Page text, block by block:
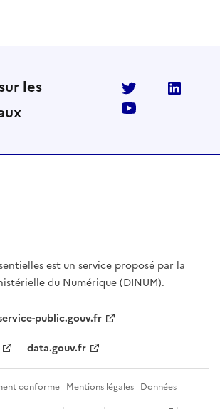
les
Ac
r
itt
er
r
Lin
de
e
Yo
est un service proposé par la
du Numérique (DINUM).
public.gouv.fr
data.gouv.fr
conforme Mentions légales Données